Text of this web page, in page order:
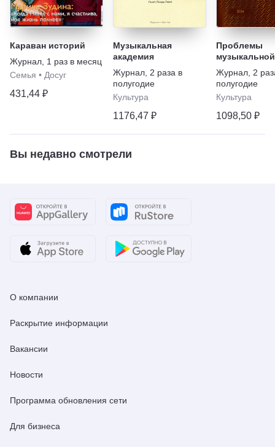
Караван историй
Журнал 1 раз в месяц
Семья • Досуг
431,44 ₽
Музыкальная
академия
Журнал 2 раза в
полугодие
Культура
1176,47 ₽
Проблемы
Music
Журнал 2
полугодие
Культура
1098,50 ₽
Вы недавно смотрели
О компании
Раскрытие информации
Вакансии
Новости
Программа обновления сети
Для бизнеса